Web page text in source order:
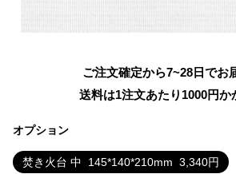
ご注文確定から7~28日でお
送料は1注文あたり 1000円か
オプション
焚き火台 中 145*140*210mm 3,340円